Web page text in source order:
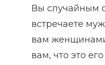
Вы случайным
встречаете
вам
вам, что это